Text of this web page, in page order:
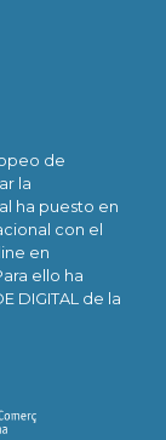
de
la
ha puesto en
con el
en
ello ha
DIGITAL de la